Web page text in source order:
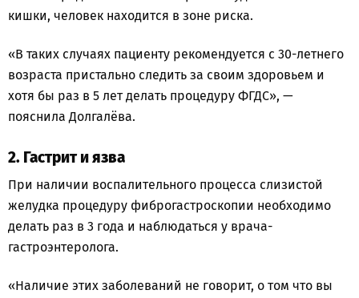
кишки, человек находится в зоне риска.
«В таких случаях пациенту рекомендуется с 30-летнего
возраста пристально следить за своим здоровьем и
хотя бы раз в 5 лет делать процедуру ФГДС», —
пояснила Долгалёва.
2. Гастрит и язва
При наличии воспалительного процесса слизистой
желудка процедуру фиброгастроскопии необходимо
делать раз в 3 года и наблюдаться у врача-
гастроэнтеролога.
«Наличие этих заболеваний не говорит, о том что вы